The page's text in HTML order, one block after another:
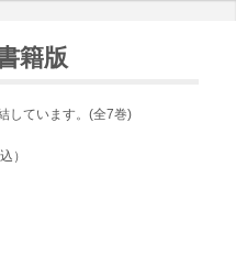
籍版
しています。(全7巻)
）